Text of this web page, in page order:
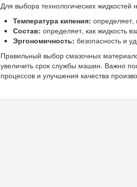
Для выбора технологических жидкостей
Температура кипения: определяет,
Состав: определяет, как жидкость
Эргономичность: безопасность и
Правильный выбор смазочных
увеличить срок службы машин. Важно
процессов и улучшения качества